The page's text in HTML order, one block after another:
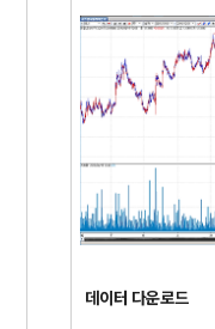
데이터 다운로드